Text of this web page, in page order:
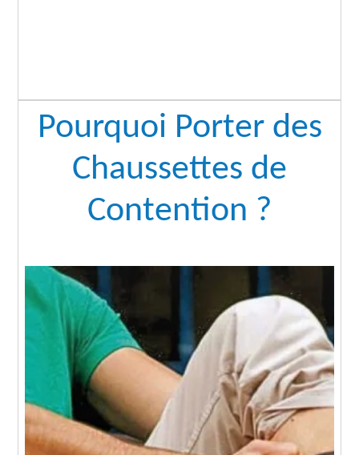
Pourquoi Porter des
Chaussettes de
Contention ?